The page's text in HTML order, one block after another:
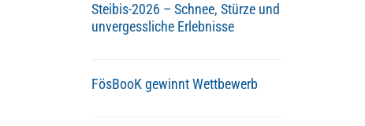
Steibis-2026 – Schnee, Stürze und
unvergessliche Erlebnisse
FösBooK gewinnt Wettbewerb